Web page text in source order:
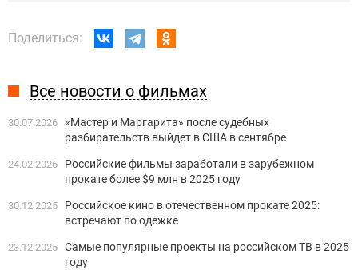
Поделиться:
Все новости о фильмах
30.07.2026 «Мастер и Маргарита» после судебных
разбирательств выйдет в США в сентябре
24.02.2026
Российские фильмы заработали в зарубежном
прокате более $9 млн в 2025 году
30.12.2025
Российское кино в отечественном прокате 2025:
встречают по одежке
23.12.2025 Самые популярные проекты на российском ТВ в 2025
году